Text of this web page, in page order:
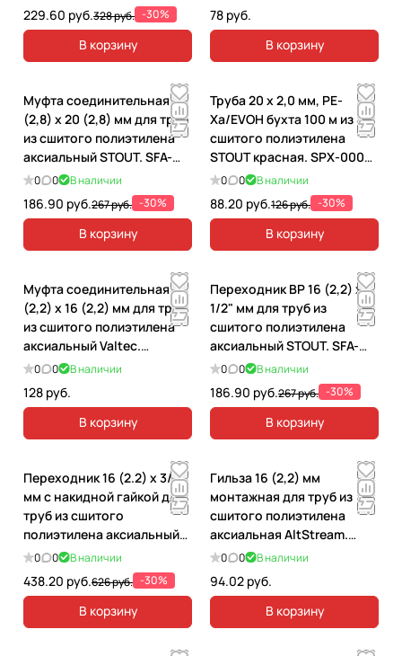
229.60 руб.328 руб. -30%
В корзину
78 руб.
В корзину
Муфта соединительная 20
(2,8) х 20 (2,8) мм для труб
из сшитого полиэтилена
аксиальный STOUT. SFA-
0003-000020
0 0 В наличии
186.90 руб.267 руб. -30%
В корзину
Труба 20 х 2,0 мм, PE-
Xa/EVOH бухта 100 м из
сшитого полиэтилена
STOUT красная. SPX-0002-
002020
0 0 В наличии
88.20 руб.126 руб. -30%
В корзину
Муфта соединительная 16
(2,2) х 16 (2,2) мм для труб
из сшитого полиэтилена
аксиальный Valtec.
VTm.403.G.001616
0 0 В наличии
128 руб.
В корзину
Переходник ВР 16 (2,2) х
1/2" мм для труб из
сшитого полиэтилена
аксиальный STOUT. SFA-
0002-001612
0 0 В наличии
186.90 руб.267 руб. -30%
В корзину
Переходник 16 (2.2) х 3/4"
мм с накидной гайкой для
труб из сшитого
полиэтилена аксиальный
STOUT. SFA-0019-001634
0 0 В наличии
438.20 руб.626 руб. -30%
В корзину
Гильза 16 (2,2) мм
монтажная для труб из
сшитого полиэтилена
аксиальная AltStream.
035090101
0 0 В наличии
94.02 руб.
В корзину